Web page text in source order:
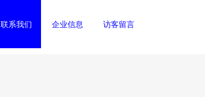
联系我们 企业信息 访客留言